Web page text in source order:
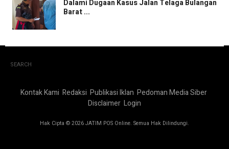
Dalami Dugaan Kasus Jalan Telaga Bulangan
Barat ...
SEARCH
Kontak Kami Redaksi Publikasi Iklan Pedoman Media Siber
Disclaimer Login
Hak Cipta © 2026 JATIM POS Online. Semua Hak Dilindungi.